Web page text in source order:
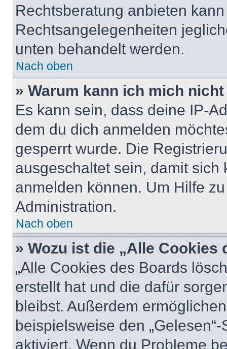
Rechtsberatung anbieten
Rechtsangelegenheiten
unten behandelt werden.
Nach oben
» Warum kann ich mich
Es kann sein, dass deine IP-
dem du dich anmelden
gesperrt wurde. Die
ausgeschaltet sein, damit
anmelden können. Um Hilfe
Administration.
Nach oben
» Wozu ist die „Alle
„Alle Cookies des Boards
erstellt hat und die dafür
bleibst. Außerdem
beispielsweise den
aktiviert. Wenn du Probleme